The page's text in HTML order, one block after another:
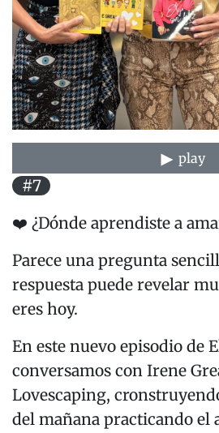
play
#7
❤️ ¿Dónde aprendiste a
Parece una pregunta
respuesta puede revelar
eres hoy.
En este nuevo episodio de
conversamos con Irene
Lovescaping,
del mañana practicando el